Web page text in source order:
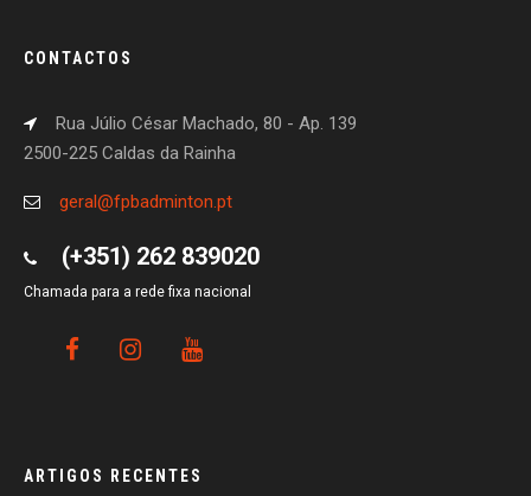
CONTACTOS
Rua Júlio César Machado, 80 - Ap. 139
2500-225 Caldas da Rainha
geral@fpbadminton.pt
(+351) 262 839020
Chamada para a rede fixa nacional
ARTIGOS RECENTES